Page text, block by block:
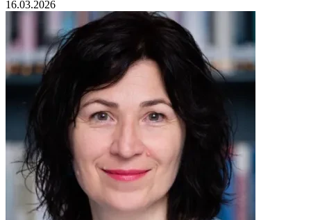
16.03.2026